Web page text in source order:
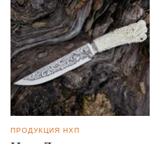
ПРОДУКЦИЯ НХП